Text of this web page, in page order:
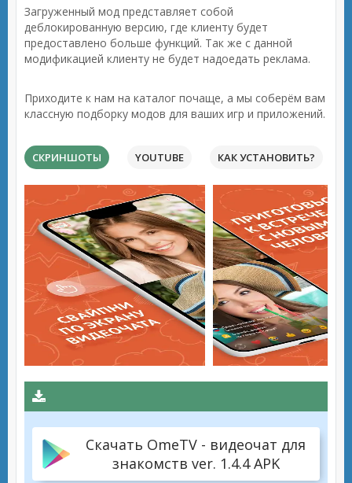
Загруженный мод представляет собой
деблокированную версию, где клиенту будет
предоставлено больше функций. Так же с данной
модификацией клиенту не будет надоедать реклама.
Приходите к нам на каталог почаще, а мы соберём вам
классную подборку модов для ваших игр и приложений.
СКРИНШОТЫ YOUTUBE КАК УСТАНОВИТЬ?
Скачать OmeTV - видеочат для
знакомств ver. 1.4.4 APK